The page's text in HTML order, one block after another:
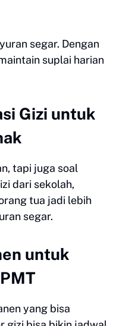
segar. Dengan
suplai harian
Gizi untuk
tapi juga soal
dari sekolah,
tua jadi lebih
segar.
untuk
yang bisa